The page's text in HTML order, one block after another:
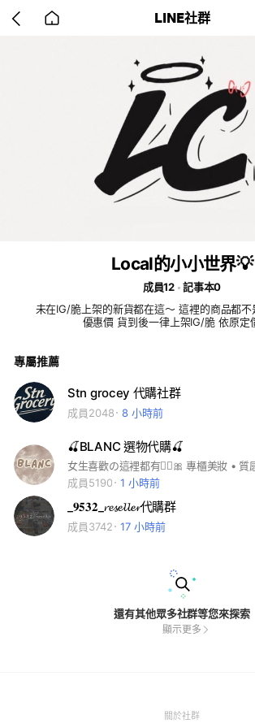
back LINE社群
Local的小小世界💡
成員12
記事本0
未在IG/脆上架的新貨都在這～ 這裡的商品都
優惠價 貨到後一律上架IG/脆 依原定
專屬推薦
Stn grocey 代購社群
成員2048 8 小時前
🍒BLANC 選物代購🍒
成員5190
1 小時前
_𝟗𝟓𝟑𝟐_𝓻𝓮𝓼𝓮𝓵𝓵𝓮𝓻代購群
成員3742 17 小時前
還有其他眾多社群等您來探索
顯示更多
關於社群(Open